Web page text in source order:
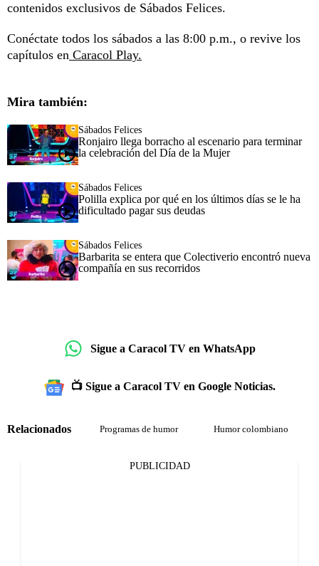
contenidos exclusivos de Sábados Felices.
Conéctate todos los sábados a las 8:00 p.m., o revive los
capítulos en Caracol Play.
Mira también:
Sábados Felices
Ronjairo llega borracho al escenario para terminar
la celebración del Día de la Mujer
Sábados Felices
Polilla explica por qué en los últimos días se le ha
dificultado pagar sus deudas
Sábados Felices
Barbarita se entera que Colectiverio encontró nueva
compañía en sus recorridos
Sigue a Caracol TV en WhatsApp
📺 Sigue a Caracol TV en Google Noticias.
Relacionados Programas de humor Humor colombiano
PUBLICIDAD